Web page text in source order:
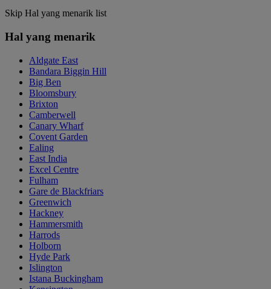
Skip Hal yang menarik list
Hal yang menarik
Aldgate East
Bandara Biggin Hill
Big Ben
Bloomsbury
Brixton
Camberwell
Canary Wharf
Covent Garden
Ealing
East India
Excel Centre
Fulham
Gare de Blackfriars
Greenwich
Hackney
Hammersmith
Harrods
Holborn
Hyde Park
Islington
Istana Buckingham